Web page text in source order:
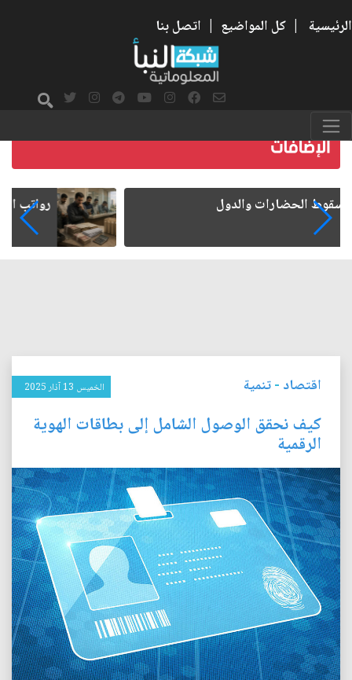
الرئيسية | كل المواضيع | اتصل بنا
رواتب الموظفين على صفيح ساخن
اقتصاد -تنمية الخميس 13 آذار 2025
كيف نحقق الوصول الشامل إلى بطاقات الهوية
الرقمية